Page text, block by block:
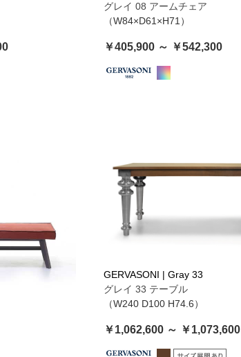
グレイ 08 アームチェア
（W84×D61×H71）
￥405,900 ～ ￥542,300
GERVASONI | Gray 33
グレイ 33 テーブル
（W240 D100 H74.6）
￥1,062,600 ～ ￥1,073,600